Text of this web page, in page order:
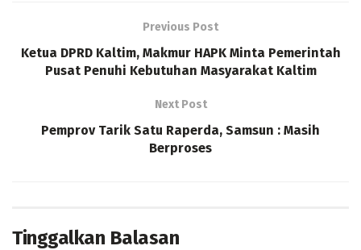
Previous Post
Ketua DPRD Kaltim, Makmur HAPK Minta Pemerintah
Pusat Penuhi Kebutuhan Masyarakat Kaltim
Next Post
Pemprov Tarik Satu Raperda, Samsun : Masih
Berproses
Tinggalkan Balasan